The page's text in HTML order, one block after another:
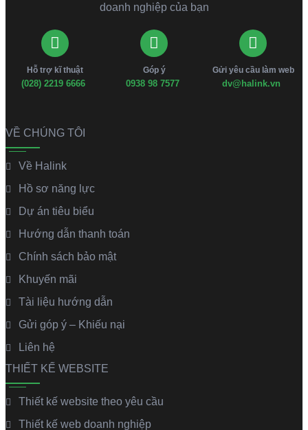
doanh nghiệp của bạn
Hỗ trợ kĩ thuật
(028) 2219 6666
Góp ý
0938 98 7577
Gửi yêu cầu làm web
dv@halink.vn
VỀ CHÚNG TÔI
Về Halink
Hồ sơ năng lực
Dự án tiêu biểu
Hướng dẫn thanh toán
Chính sách bảo mật
Khuyến mãi
Tài liệu hướng dẫn
Gửi góp ý – Khiếu nại
Liên hệ
THIẾT KẾ WEBSITE
Thiết kế website theo yêu cầu
Thiết kế web doanh nghiệp